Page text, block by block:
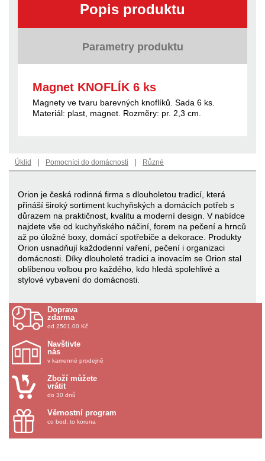
Popis produktu
Parametry produktu
Magnet KNOFLÍK 6 ks
Magnety ve tvaru barevných knoflíků. Sada 6 ks.
Materiál: plast, magnet. Rozměry: pr. 2,3 cm.
Úklid | Pomocníci do domácnosti | Různé
Orion je česká rodinná firma s dlouholetou tradicí, která
přináší široký sortiment kuchyňských a domácích potřeb s
důrazem na praktičnost, kvalitu a moderní design. V nabídce
najdete vše od kuchyňského náčiní, forem na pečení a hrnců
až po úložné boxy, domácí spotřebiče a dekorace. Produkty
Orion usnadňují každodenní vaření, pečení i organizaci
domácnosti. Díky dlouholeté tradici a inovacím se Orion stal
oblíbenou volbou pro každého, kdo hledá spolehlivé a
stylové vybavení do domácnosti.
Doprava
zdarma
od 2501.00 Kč
Navštivte
nás
v kamenné prodejně
Zboží můžete
vrátit
do 30 dnů
Věrnostní program
co bod, to koruna